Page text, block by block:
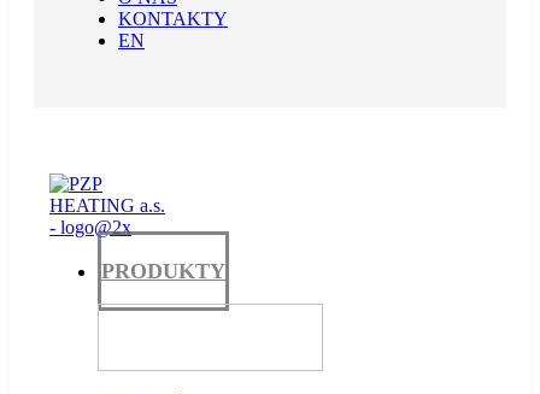
KONTAKTY
EN
PRODUKTY